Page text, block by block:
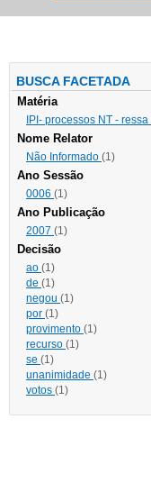
BUSCA FACETADA
Matéria
IPI- processos NT - ressa
Nome Relator
Não Informado (1)
Ano Sessão
0006 (1)
Ano Publicação
2007 (1)
Decisão
ao (1)
de (1)
negou (1)
por (1)
provimento (1)
recurso (1)
se (1)
unanimidade (1)
votos (1)